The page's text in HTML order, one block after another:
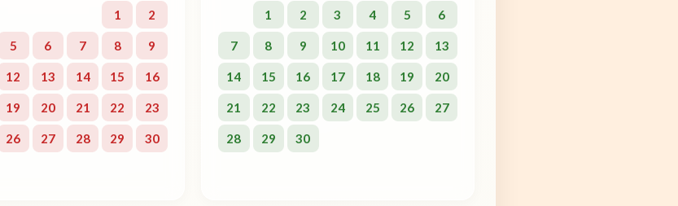
1 2
5 6 7 8 9
12 13 14 15 16
19 20 21 22 23
26 27 28 29 30
1 2 3 4 5 6
7 8 9 10 11 12 13
14 15 16 17 18 19 20
21 22 23 24 25 26 27
28 29 30